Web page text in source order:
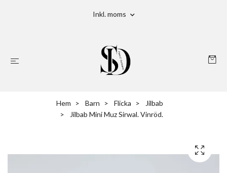
Inkl. moms
Hem Barn Flicka
Jilbab
Jilbab Mini Muz Sirwal. Vinröd.